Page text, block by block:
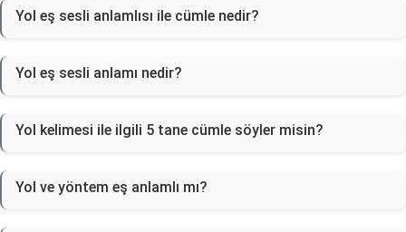
Yol eş sesli anlamlısı ile cümle nedir?
Yol eş sesli anlamı nedir?
Yol kelimesi ile ilgili 5 tane cümle söyler misin?
Yol ve yöntem eş anlamlı mı?